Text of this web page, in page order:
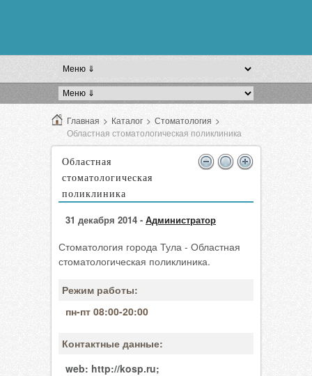
Главная > Каталог > Стоматология >
Областная стоматологическая поликлиника
Областная
стоматологическая
поликлиника
31 декабря 2014 - Администратор
Стоматология города Тула - Областная
стоматологическая поликлиника.
Режим работы:
пн-пт 08:00-20:00
Контактные данные:
web: http://kosp.ru;